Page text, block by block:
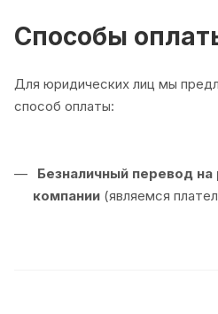
Способы
Для юридических лиц мы
способ оплаты:
Безналичный перевод на
компании (являемся